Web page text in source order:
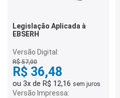
Legislação Aplicada à
EBSERH
Versão Digital:
R$ 57,00
R$ 36,48
ou 3x de R$ 12,16 sem juros
Versão Impressa: